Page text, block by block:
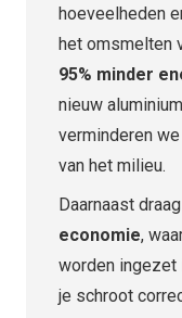
hoeveelheden
het omsmelten
95% minder
nieuw
verminderen
van het milieu.
Daarnaast
economie,
worden ingezet
je schroot